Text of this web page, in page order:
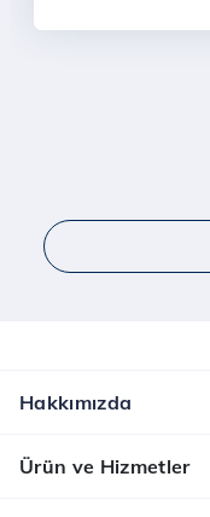
Hakkımızda
Ürün ve Hizmetler